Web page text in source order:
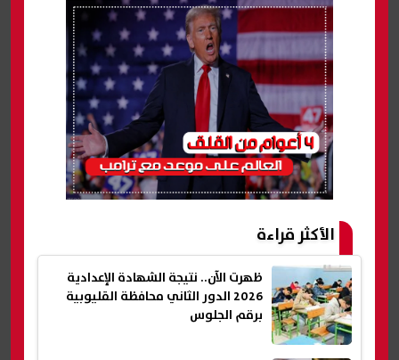
الأكثر قراءة
ظهرت الآن.. نتيجة الشهادة الإعدادية
2026 الدور الثاني محافظة القليوبية
برقم الجلوس